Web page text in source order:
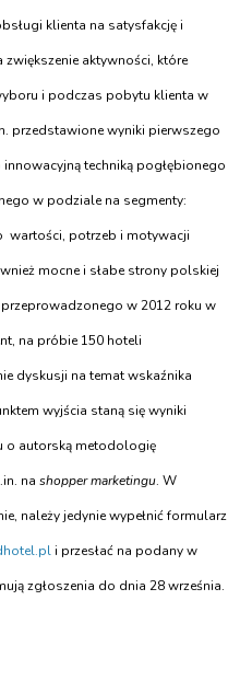
klienta na satysfakcję i
aktywności, które
i podczas pobytu klienta w
przedstawione wyniki pierwszego
techniką pogłębionego
w podziale na segmenty:
wartości, potrzeb i motywacji
mocne i słabe strony polskiej
w 2012 roku w
na próbie 150 hoteli
dyskusji na temat wskaźnika
wyjścia staną się wyniki
o autorską metodologię
na shopper marketingu. W
należy jedynie wypełnić formularz
i przesłać na podany w
zgłoszenia do dnia 28 września.